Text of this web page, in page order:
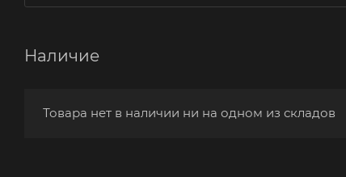
Наличие
Товара нет в наличии ни на одном из складов